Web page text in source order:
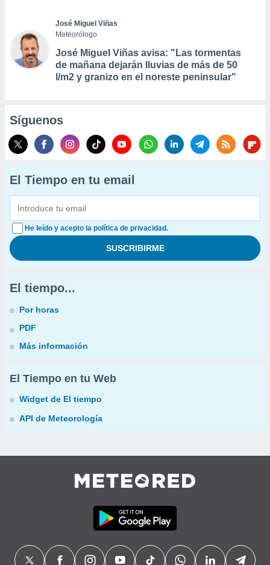
José Miguel Viñas
Meteorólogo
José Miguel Viñas avisa: "Las tormentas
de mañana dejarán lluvias de más de 50
l/m2 y granizo en el noreste peninsular"
Síguenos
El Tiempo en tu email
He leído y acepto la política de privacidad.
El tiempo...
Por horas
PDF
Más información
El Tiempo en tu Web
Widget de El tiempo
API de Meteorología